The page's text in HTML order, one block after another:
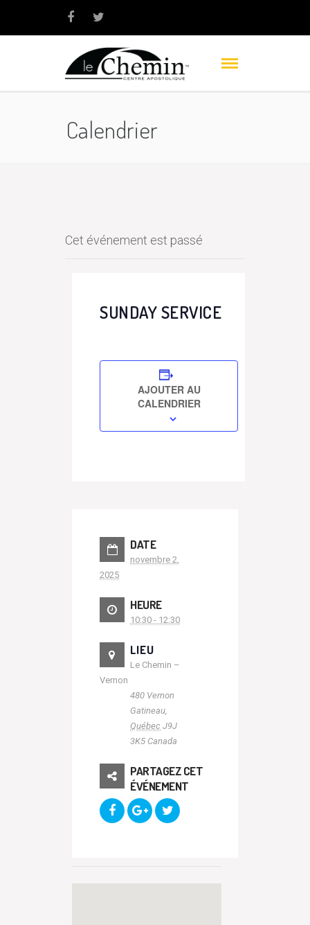
Calendrier
Cet événement est passé
SUNDAY SERVICE
AJOUTER AU
CALENDRIER
DATE
novembre 2,
2025
HEURE
10:30 - 12:30
LIEU
Le Chemin –
Vernon
480 Vernon
Gatineau,
Québec J9J
3K5 Canada
PARTAGEZ CET
ÉVÉNEMENT